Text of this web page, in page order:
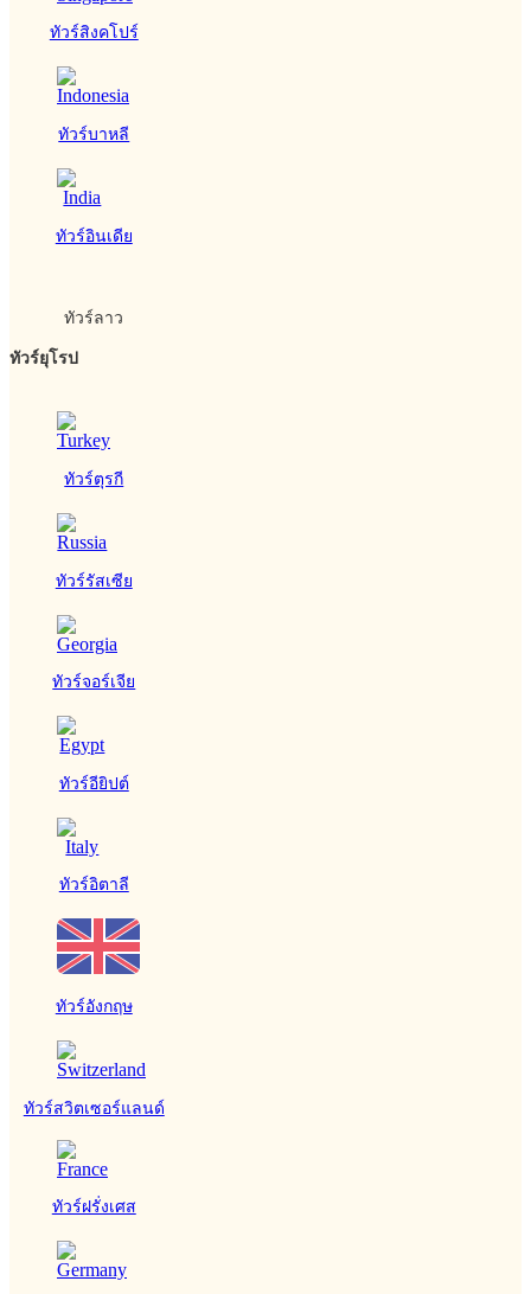
ทัวร์สิงคโปร์
ทัวร์บาหลี
ทัวร์อินเดีย
ทัวร์ลาว
ทัวร์ยุโรป
ทัวร์ตุรกี
ทัวร์รัสเซีย
ทัวร์จอร์เจีย
ทัวร์อียิปต์
ทัวร์อิตาลี
ทัวร์อังกฤษ
ทัวร์สวิตเซอร์แลนด์
ทัวร์ฝรั่งเศส